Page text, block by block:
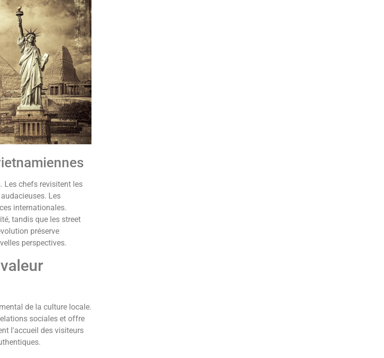
Les chefs revisitent les
Les
internationales.
tandis que les street
préserve
perspectives.
de la culture locale.
sociales et offre
l'accueil des visiteurs